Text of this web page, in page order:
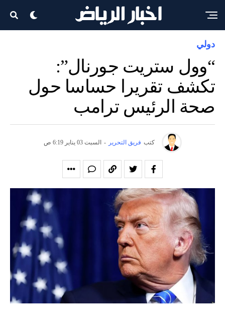
دولي
“وول ستريت جورنال”:
تكشف تقريرا حساسا حول
صحة الرئيس ترامب
كتب فريق التحرير - السبت 03 يناير 6:19 ص